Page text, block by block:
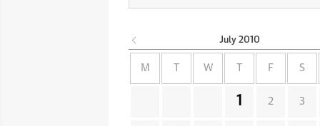
July 2010
M W F S
1 2 3